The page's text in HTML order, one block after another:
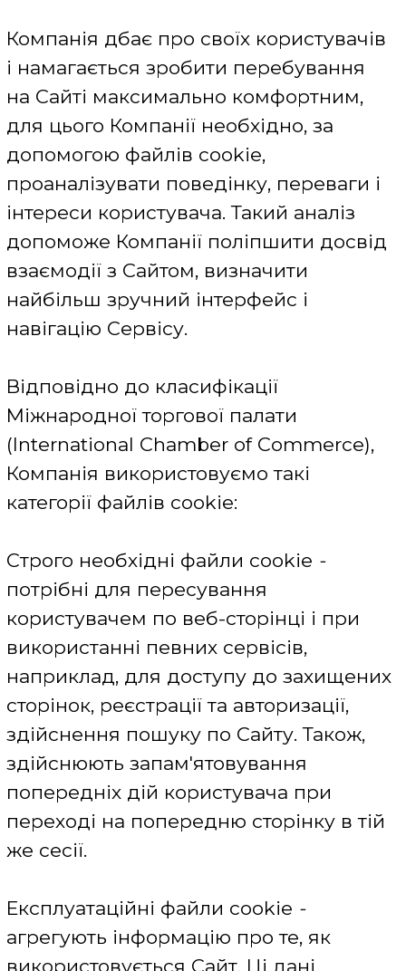
аналітики:
Для оперативної доставки, більш якісного
відображення і детального аналізу контенту на
Сайті, Компанія користується послугами, які є
власністю інших сторонніх компаній, таких як
та інші.
Наведені як приклад компанії можуть
використовувати файли cookie на пристрої
користувача, під час роботи на Сайті.
сервісами. Всі необхідні відомості про їх
використання можна дізнатися, відвідавши
відповідний ресурс.
Умови використання Google Analytics -
http://www.google.com/analytics/terms/ru.html
Політика конфіденційності сервісу TNS Україна
викладена на сторінці
Політика конфіденційності сервісу Gemius
викладена на сторінці
http://www.gemius.com.ua/politika-
konfidencialnosti.html
Політика в сфері конфіденційності і
http://info.bigmir.net/privacy_policy
Управління файлами cookie:
налаштовані на автоматичний прийом файлів
cookie. Для того щоб їх відключити скористайтеся
функцією довідки в своєму браузері. Довідку
можна викликати через меню або за допомогою
кнопки F1.
Mozilla Firefox -
https://www.mozilla.org/ru/privacy/websites/#cookies